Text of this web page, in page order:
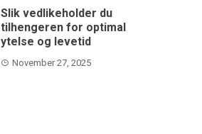
Slik vedlikeholder du
tilhengeren for optimal
ytelse og levetid
November 27, 2025